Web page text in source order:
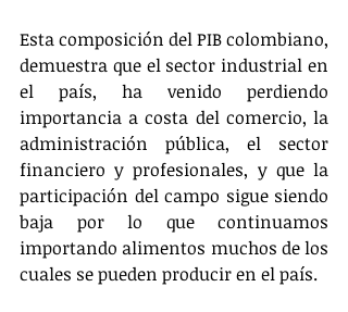
Esta composición del PIB colombiano,
demuestra que el sector industrial en
el país, ha venido perdiendo
importancia a costa del comercio, la
administración pública, el sector
financiero y profesionales, y que la
participación del campo sigue siendo
baja por lo que continuamos
importando alimentos muchos de los
cuales se pueden producir en el país.